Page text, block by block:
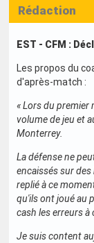
Rédaction
EST - CFM :
Les propos du
d'après-match :
« Lors du premier
volume de jeu et
Monterrey.
La défense ne
encaissés sur
replié à ce
qu'ils ont joué au
cash les erreurs à
Je suis content